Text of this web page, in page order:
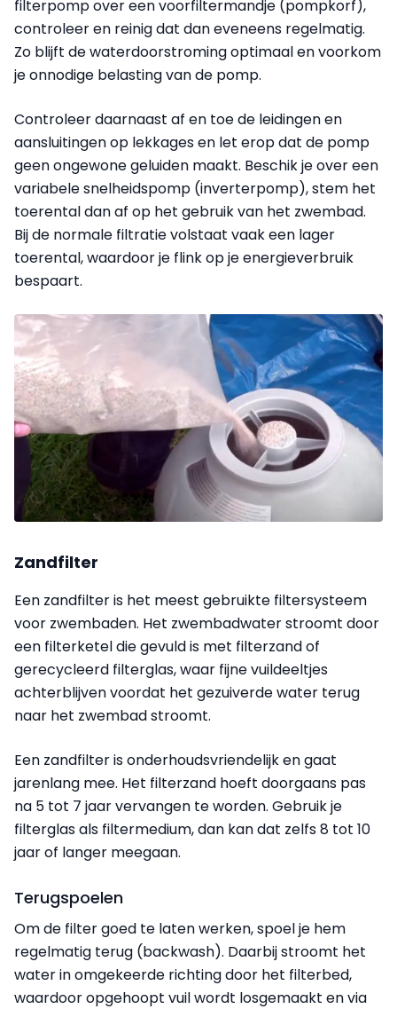
filterpomp over een voorfiltermandje (pompkorf),
controleer en reinig dat dan eveneens regelmatig.
Zo blijft de waterdoorstroming optimaal en voorkom
je onnodige belasting van de pomp.
Controleer daarnaast af en toe de leidingen en
aansluitingen op lekkages en let erop dat de pomp
geen ongewone geluiden maakt. Beschik je over een
variabele snelheidspomp (inverterpomp), stem het
toerental dan af op het gebruik van het zwembad.
Bij de normale filtratie volstaat vaak een lager
toerental, waardoor je flink op je energieverbruik
bespaart.
Zandfilter
Een zandfilter is het meest gebruikte filtersysteem
voor zwembaden. Het zwembadwater stroomt door
een filterketel die gevuld is met filterzand of
gerecycleerd filterglas, waar fijne vuildeeltjes
achterblijven voordat het gezuiverde water terug
naar het zwembad stroomt.
Een zandfilter is onderhoudsvriendelijk en gaat
jarenlang mee. Het filterzand hoeft doorgaans pas
na 5 tot 7 jaar vervangen te worden. Gebruik je
filterglas als filtermedium, dan kan dat zelfs 8 tot 10
jaar of langer meegaan.
Terugspoelen
Om de filter goed te laten werken, spoel je hem
regelmatig terug (backwash). Daarbij stroomt het
water in omgekeerde richting door het filterbed,
waardoor opgehoopt vuil wordt losgemaakt en via